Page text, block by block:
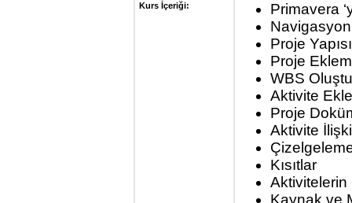
Kurs İçeriği:
Primavera
Navigasyon
Proje Yapısı
Proje
WBS
Aktivite
Proje
Aktivite
Kısıtlar
Kaynak ve